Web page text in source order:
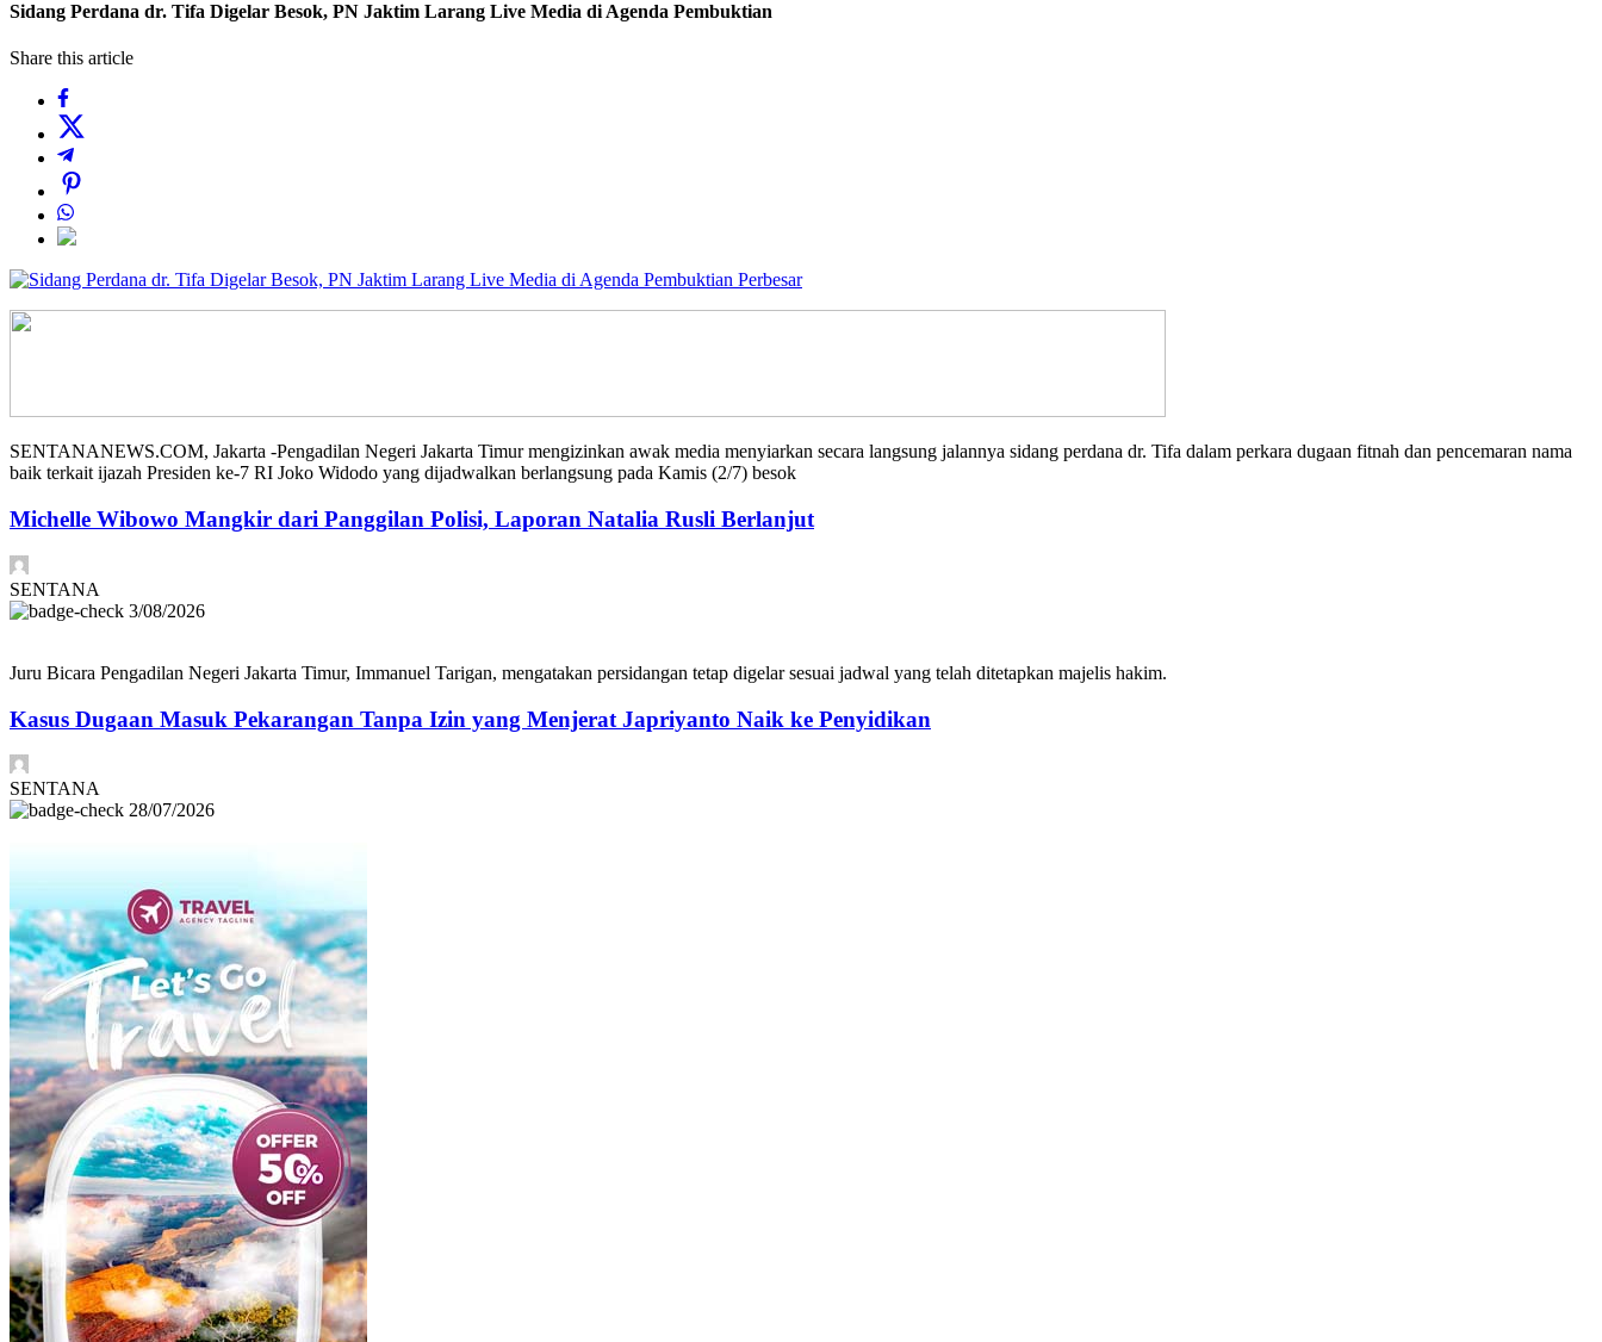
Sidang Perdana dr. Tifa Digelar Besok, PN Jaktim Larang Live Media di Agenda Pembuktian
Share this article
Perbesar
SENTANANEWS.COM, Jakarta -Pengadilan Negeri Jakarta Timur mengizinkan awak media menyiarkan secara langsung jalannya sidang perdana dr. Tifa dalam perkara dugaan fitnah dan pencemaran nama
baik terkait ijazah Presiden ke-7 RI Joko Widodo yang dijadwalkan berlangsung pada Kamis (2/7) besok
Michelle Wibowo Mangkir dari Panggilan Polisi, Laporan Natalia Rusli Berlanjut
SENTANA
3/08/2026
Juru Bicara Pengadilan Negeri Jakarta Timur, Immanuel Tarigan, mengatakan persidangan tetap digelar sesuai jadwal yang telah ditetapkan majelis hakim.
Kasus Dugaan Masuk Pekarangan Tanpa Izin yang Menjerat Japriyanto Naik ke Penyidikan
SENTANA
28/07/2026